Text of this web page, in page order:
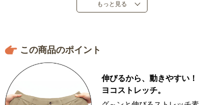
もっと見る
この商品のポイント
伸びるから、動きやすい！
ヨコストレッチ。